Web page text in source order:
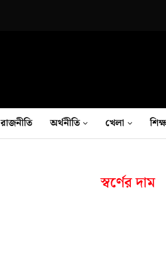
রাজনীতি অর্থনীতি খেলা
স্বর্ণের দাম